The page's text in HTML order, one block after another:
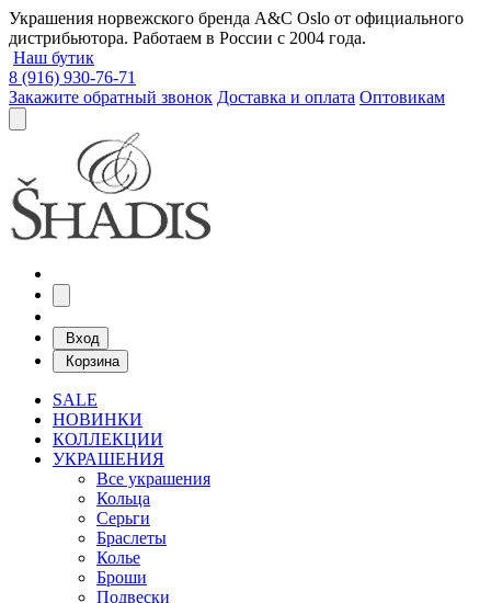
Украшения норвежского бренда A&C Oslo от официального
дистрибьютора. Работаем в России с 2004 года.
Наш бутик
8 (916) 930-76-71
Закажите обратный звонок Доставка и оплата Оптовикам
Вход
Корзина
SALE
НОВИНКИ
КОЛЛЕКЦИИ
УКРАШЕНИЯ
Все украшения
Кольца
Серьги
Браслеты
Колье
Броши
Подвески